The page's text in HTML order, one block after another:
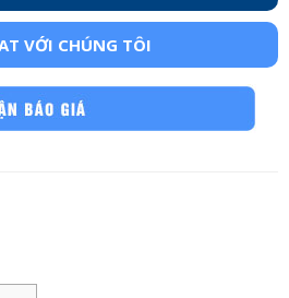
VỚI CHÚNG TÔI